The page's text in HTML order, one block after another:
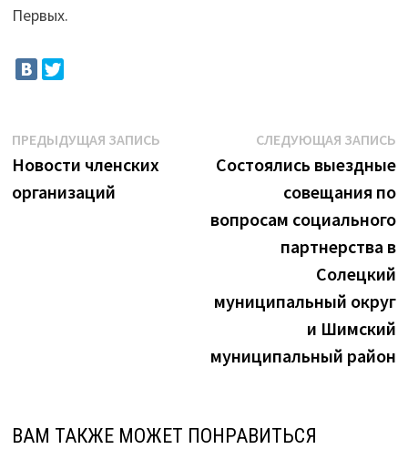
Первых.
Навигация
по
записям
ПРЕДЫДУЩАЯ ЗАПИСЬ
Новости членских
организаций
СЛЕДУЮЩАЯ ЗАПИСЬ
Состоялись выездные
совещания по
вопросам социального
партнерства в
Солецкий
муниципальный округ
и Шимский
муниципальный район
ВАМ ТАКЖЕ МОЖЕТ ПОНРАВИТЬСЯ